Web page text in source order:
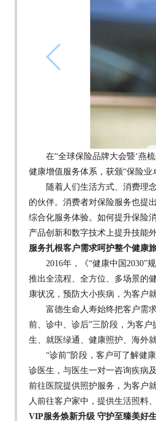
在“全球保险品牌大会暨‘燕梳
健康增值服务体系，获颁“保险业
随着人们生活方式、消费理念
的伙伴。消费者对保险服务也提
综合化服务体验。如何提升保险
产品创新和数字技术上提升技能
服务扎根客户需求呵护整个健康
2016年，《“健康中国2030”规
推出全流程、全方位、多场景的
康状况，预防大小疾病，为客户
富德生命人寿始终把客户需求
前、诊中、诊后”三阶段，为客
生、就医绿通、健康照护、海外
“诊前”阶段，客户可了解健康
诊医生，与医生一对一咨询疾病
前往医院提供照护服务，为客户
人前往客户家中，提供生活照料
VIP服务焕新升级 守护至臻美好